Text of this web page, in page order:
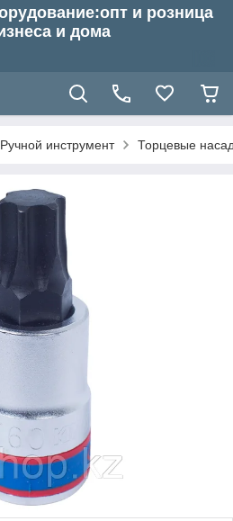
и розница
и дома
Ручной инструмент Торцевые